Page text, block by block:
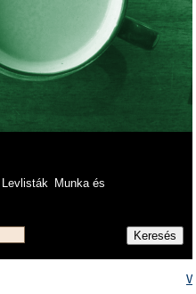
Levlisták
Munka és